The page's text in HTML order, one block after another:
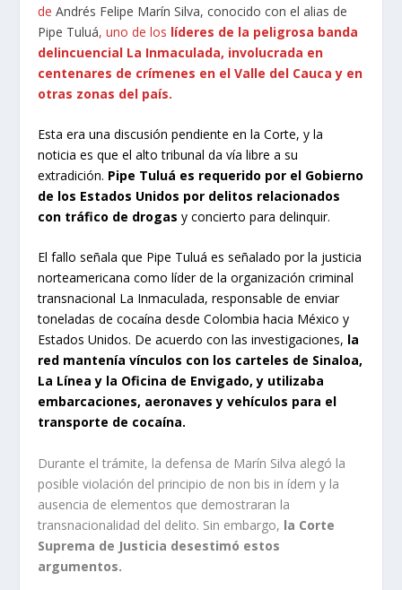
deAndrés Felipe Marín Silva, conocido con el alias de
Pipe Tuluá, uno de los líderes de la peligrosa banda
delincuencial La Inmaculada, involucrada en
centenares de crímenes en el Valle del Cauca y en
otras zonas del país.
Esta era una discusión pendiente en la Corte, y la
noticia es que el alto tribunal da vía libre a su
extradición. Pipe Tuluá es requerido por el Gobierno
de los Estados Unidos por delitos relacionados
con tráfico de drogas y concierto para delinquir.
El fallo señala que Pipe Tuluá es señalado por la justicia
norteamericana como líder de la organización criminal
transnacional La Inmaculada, responsable de enviar
toneladas de cocaína desde Colombia hacia México y
Estados Unidos. De acuerdo con las investigaciones, la
red mantenía vínculos con los carteles de Sinaloa,
La Línea y la Oficina de Envigado, y utilizaba
embarcaciones, aeronaves y vehículos para el
transporte de cocaína.
Durante el trámite, la defensa de Marín Silva alegó la
posible violación del principio de non bis in ídem y la
ausencia de elementos que demostraran la
transnacionalidad del delito. Sin embargo, la Corte
Suprema de Justicia desestimó estos
argumentos.